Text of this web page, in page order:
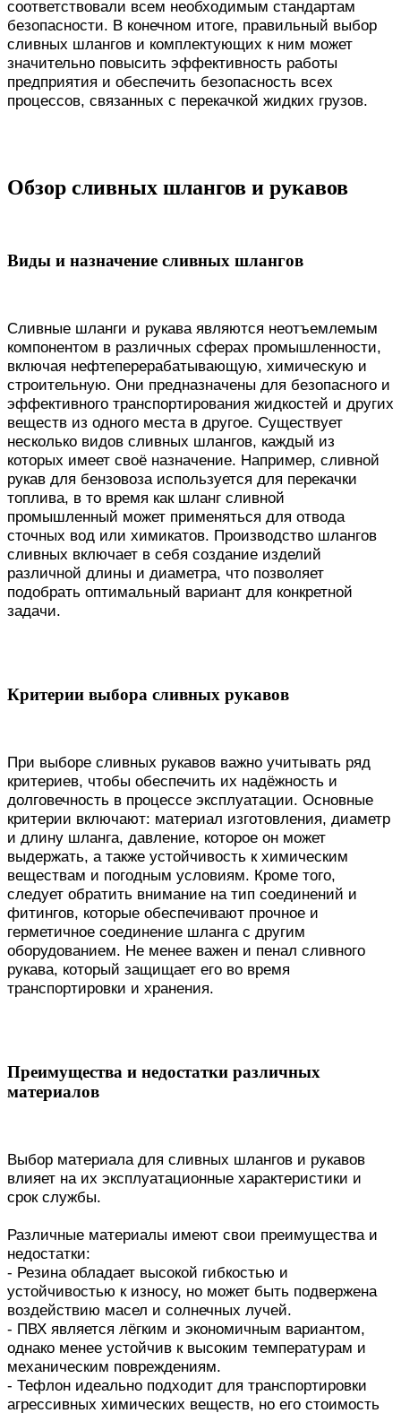
соответствовали всем необходимым стандартам
безопасности. В конечном итоге, правильный выбор
сливных шлангов и комплектующих к ним может
значительно повысить эффективность работы
предприятия и обеспечить безопасность всех
процессов, связанных с перекачкой жидких грузов.
Обзор сливных шлангов и рукавов
Виды и назначение сливных шлангов
Сливные шланги и рукава являются неотъемлемым
компонентом в различных сферах промышленности,
включая нефтеперерабатывающую, химическую и
строительную. Они предназначены для безопасного и
эффективного транспортирования жидкостей и других
веществ из одного места в другое. Существует
несколько видов сливных шлангов, каждый из
которых имеет своё назначение. Например, сливной
рукав для бензовоза используется для перекачки
топлива, в то время как шланг сливной
промышленный может применяться для отвода
сточных вод или химикатов. Производство шлангов
сливных включает в себя создание изделий
различной длины и диаметра, что позволяет
подобрать оптимальный вариант для конкретной
задачи.
Критерии выбора сливных рукавов
При выборе сливных рукавов важно учитывать ряд
критериев, чтобы обеспечить их надёжность и
долговечность в процессе эксплуатации. Основные
критерии включают: материал изготовления, диаметр
и длину шланга, давление, которое он может
выдержать, а также устойчивость к химическим
веществам и погодным условиям. Кроме того,
следует обратить внимание на тип соединений и
фитингов, которые обеспечивают прочное и
герметичное соединение шланга с другим
оборудованием. Не менее важен и пенал сливного
рукава, который защищает его во время
транспортировки и хранения.
Преимущества и недостатки различных
материалов
Выбор материала для сливных шлангов и рукавов
влияет на их эксплуатационные характеристики и
срок службы.
Различные материалы имеют свои преимущества и
недостатки:
- Резина обладает высокой гибкостью и
устойчивостью к износу, но может быть подвержена
воздействию масел и солнечных лучей.
- ПВХ является лёгким и экономичным вариантом,
однако менее устойчив к высоким температурам и
механическим повреждениям.
- Тефлон идеально подходит для транспортировки
агрессивных химических веществ, но его стоимость